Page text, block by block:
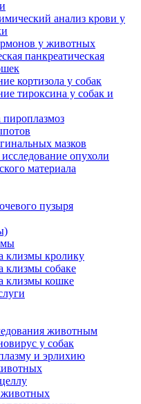
анализ крови у
у животных
панкреатическая
кортизола у собак
тироксина у собак и
мазков
опухоли
материала
пузыря
клизмы кролику
клизмы собаке
клизмы кошке
животным
у собак
и эрлихию